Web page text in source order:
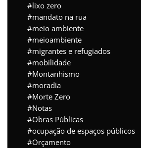
lixo zero
mandato na rua
meio ambiente
meioambiente
migrantes e refugiados
mobilidade
Montanhismo
moradia
Morte Zero
Notas
Obras Públicas
ocupação de espaços públicos
Orçamento